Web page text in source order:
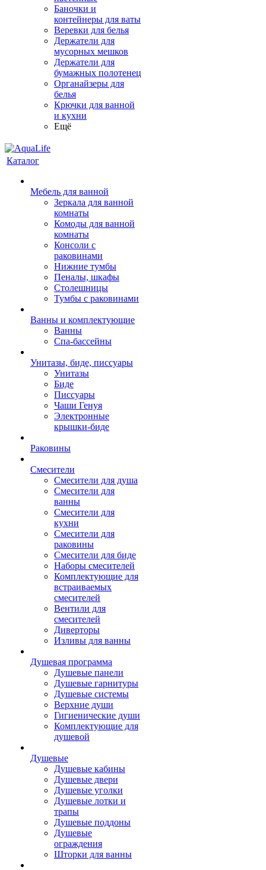
Баночки и
контейнеры для ваты
Веревки для белья
Держатели для
мусорных мешков
Держатели для
бумажных полотенец
Органайзеры для
белья
Крючки для ванной
и кухни
Ещё
Каталог
Мебель для ванной
Зеркала для ванной
комнаты
Комоды для ванной
комнаты
Консоли с
раковинами
Нижние тумбы
Пеналы, шкафы
Столешницы
Тумбы с раковинами
Ванны и комплектующие
Ванны
Спа-бассейны
Унитазы, биде, писсуары
Унитазы
Биде
Писсуары
Чаши Генуя
Электронные
крышки-биде
Раковины
Смесители
Смесители для душа
Смесители для
ванны
Смесители для
кухни
Смесители для
раковины
Смесители для биде
Наборы смесителей
Комплектующие для
встраиваемых
смесителей
Вентили для
смесителей
Диверторы
Изливы для ванны
Душевая программа
Душевые панели
Душевые гарнитуры
Душевые системы
Верхние души
Гигиенические души
Комплектующие для
душевой
Душевые
Душевые кабины
Душевые двери
Душевые уголки
Душевые лотки и
трапы
Душевые поддоны
Душевые
ограждения
Шторки для ванны